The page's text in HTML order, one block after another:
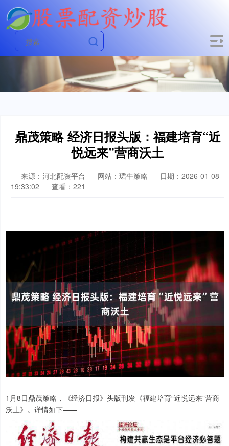
鼎茂策略 经济日报头版：福建培育“近
悦远来”营商沃土
来源：河北配资平台 网站：珺牛策略
日期：2026-01-08
19:33:02
查看：221
1月8日鼎茂策略，《经济日报》头版刊发《福建培育“近悦远来”营商
沃土》。详情如下——